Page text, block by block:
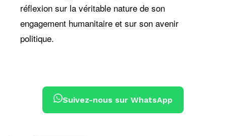
réflexion sur la véritable nature de son
engagement humanitaire et sur son avenir
politique.
Suivez-nous sur WhatsApp